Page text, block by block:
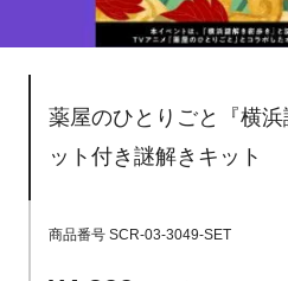
薬屋のひとりごと『横
ット付き謎解きキット
商品番号 SCR-03-3049-SET